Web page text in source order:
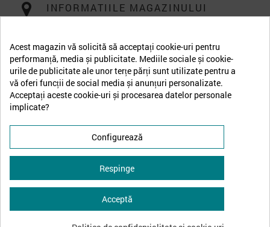
INFORMATIILE MAGAZINULUI
↩Retrage-te din contract
Acest magazin vă solicită să acceptați cookie-uri pentru
performanță, media și publicitate. Mediile sociale și cookie-
urile de publicitate ale unor terțe părți sunt utilizate pentru a
vă oferi funcții de social media și anunțuri personalizate.
Acceptați aceste cookie-uri și procesarea datelor personale
implicate?
Configurează
Respinge
Acceptă